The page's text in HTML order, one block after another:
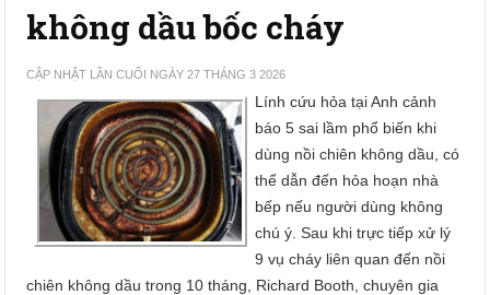
không dầu bốc cháy
CẬP NHẬT LẦN CUỐI NGÀY 27 THÁNG 3 2026
Lính cứu hỏa tại Anh cảnh
báo 5 sai lầm phổ biến khi
dùng nồi chiên không dầu, có
thể dẫn đến hỏa hoạn nhà
bếp nếu người dùng không
chú ý. Sau khi trực tiếp xử lý
9 vụ cháy liên quan đến nồi
chiên không dầu trong 10 tháng, Richard Booth, chuyên gia